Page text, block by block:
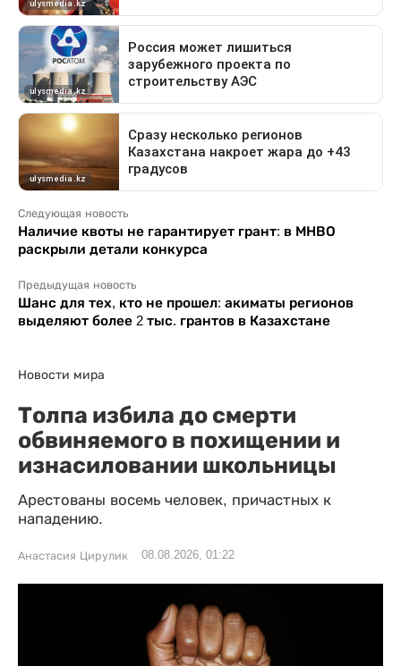
Следующая новость
Наличие квоты не гарантирует грант: в МНВО
раскрыли детали конкурса
Предыдущая новость
Шанс для тех, кто не прошел: акиматы регионов
выделяют более 2 тыс. грантов в Казахстане
Новости мира
Толпа избила до смерти
обвиняемого в похищении и
изнасиловании школьницы
Арестованы восемь человек, причастных к
нападению.
Анастасия Цирулик 08.08.2026, 01:22